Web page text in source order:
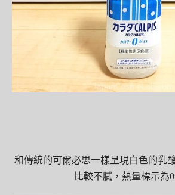
和傳統的可爾必思一樣呈現白色的乳
比較不膩，熱量標示為0